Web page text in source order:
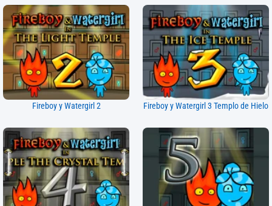
Fireboy y Watergirl 2 Fireboy y Watergirl 3 Templo de Hielo